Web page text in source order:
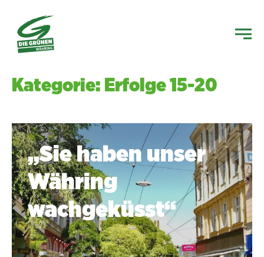
Kategorie: Erfolge 15-20
„Sie haben unser
Währing
wachgeküsst“